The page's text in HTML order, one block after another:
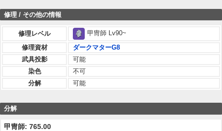
修理 / その他の情報
修理レベル
甲冑師 Lv90~
修理資材
ダークマターG8
武具投影
可能
染色
不可
分解
可能
分解
甲冑師: 765.00